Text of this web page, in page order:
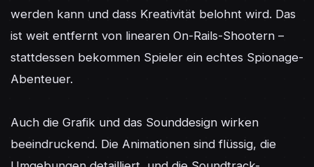
werden kann und dass Kreativität belohnt wird. Das
ist weit entfernt von linearen On-Rails-Shootern –
stattdessen bekommen Spieler ein echtes Spionage-
Abenteuer.
Auch die Grafik und das Sounddesign wirken
beeindruckend. Die Animationen sind flüssig, die